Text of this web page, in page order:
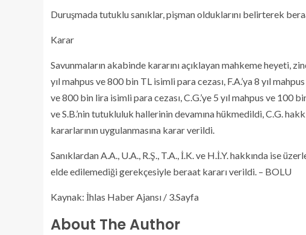
Duruşmada tutuklu sanıklar, pişman olduklarını belirterek
Karar
Savunmaların akabinde kararını açıklayan mahkeme heyeti,
yıl mahpus ve 800 bin TL isimli para cezası, F.A.’ya 8 yıl
ve 800 bin lira isimli para cezası, C.G.’ye 5 yıl mahpus ve 100
ve S.B.’nin tutukluluk hallerinin devamına hükmedildi, C.G.
kararlarının uygulanmasına karar verildi.
Sanıklardan A.A., U.A., R.Ş., T.A., İ.K. ve H.İ.Y. hakkında ise
elde edilemediği gerekçesiyle beraat kararı verildi. – BOLU
Kaynak: İhlas Haber Ajansı / 3.Sayfa
About The Author